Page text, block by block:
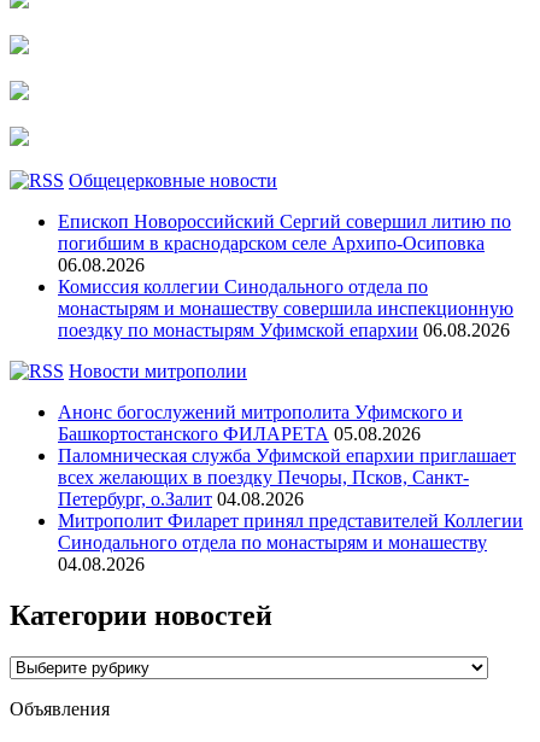
Общецерковные новости
Епископ Новороссийский Сергий совершил литию по
погибшим в краснодарском селе Архипо-Осиповка
06.08.2026
Комиссия коллегии Синодального отдела по
монастырям и монашеству совершила инспекционную
поездку по монастырям Уфимской епархии 06.08.2026
Новости митрополии
Анонс богослужений митрополита Уфимского и
Башкортостанского ФИЛАРЕТА 05.08.2026
Паломническая служба Уфимской епархии приглашает
всех желающих в поездку Печоры, Псков, Санкт-
Петербург, о.Залит 04.08.2026
Митрополит Филарет принял представителей Коллегии
Синодального отдела по монастырям и монашеству
04.08.2026
Категории новостей
Категории
Объявления